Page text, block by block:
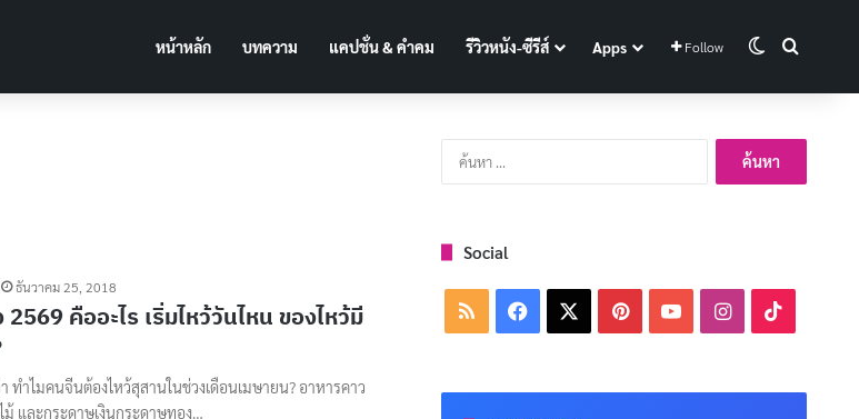
หน้าหลัก บทความ แคปชั่น & คำคม รีวิวหนัง-ซีรีส์ Apps Follow Switch skin
ธันวาคม 25, 2018
2569 คืออะไร เริ่มไหว้วันไหน ของไหว้มี
ทำไมคนจีนต้องไหว้สุสานในช่วงเดือนเมษายน? อาหารคาว
และกระดาษเงินกระดาษทอง…
ค้นหา
สำหรับ:
Social
RSS Facebook PinterestYouTubeInstagram